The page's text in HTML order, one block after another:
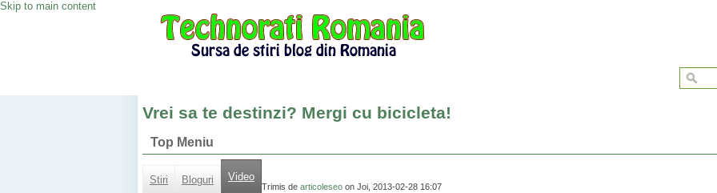
Skip to main content
Vrei sa te destinzi? Mergi cu bicicleta!
Top Meniu
Stiri Bloguri Video
Trimis de articoleseo on Joi, 2013-02-28 16:07